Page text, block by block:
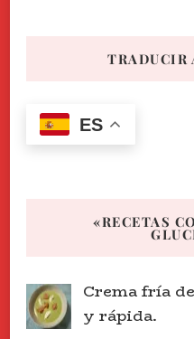
ES
«RECETAS
Crema fría
y rápida.